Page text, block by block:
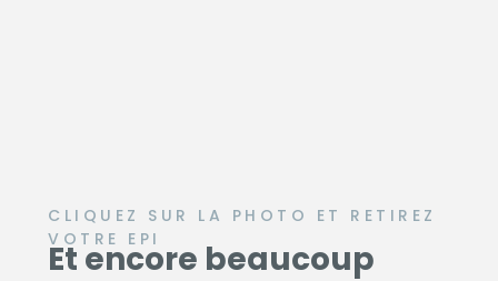
CLIQUEZ SUR LA PHOTO ET RETIREZ
VOTRE EPI
Et encore beaucoup